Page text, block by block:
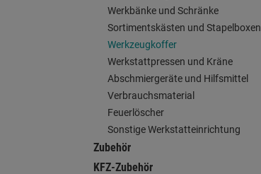
Werkbänke und Schränke
Sortimentskästen und Stapelboxen
Werkzeugkoffer
Werkstattpressen und Kräne
Abschmiergeräte und Hilfsmittel
Verbrauchsmaterial
Feuerlöscher
Sonstige Werkstatteinrichtung
Zubehör
KFZ-Zubehör